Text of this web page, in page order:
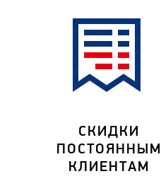
СКИДКИ
ПОСТОЯННЫМ
КЛИЕНТАМ